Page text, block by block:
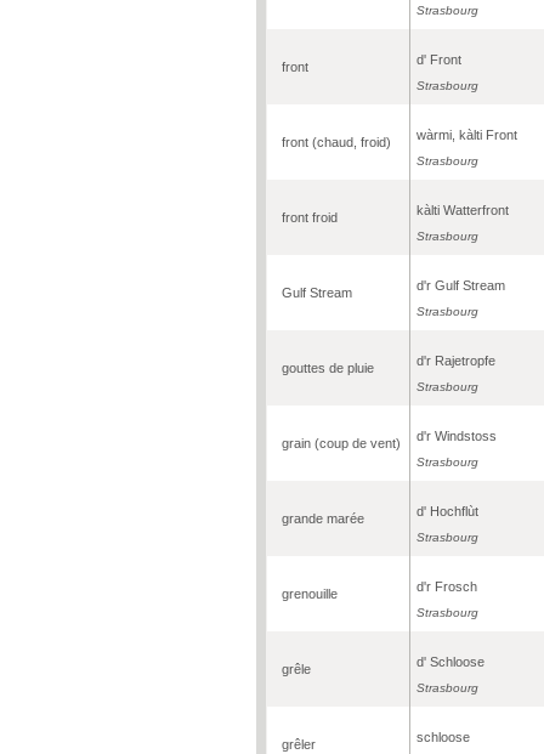
Strasbourg
front d' Front
Strasbourg
front (chaud, froid) wàrmi, kàlti Front
Strasbourg
front froid kàlti Watterfront
Strasbourg
Gulf Stream d'r Gulf Stream
Strasbourg
gouttes de pluie d'r Rajetropfe
Strasbourg
grain (coup de vent) d'r Windstoss
Strasbourg
grande marée d' Hochflùt
Strasbourg
grenouille d'r Frosch
Strasbourg
grêle d' Schloose
Strasbourg
grêler schloose